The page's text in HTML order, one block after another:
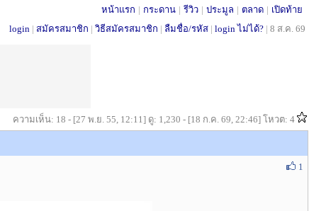
หน้าแรก | กระดาน | รีวิว | ประมูล | ตลาด | เปิดท้าย
login | สมัครสมาชิก | วิธีสมัครสมาชิก | ลืมชื่อ/รหัส | login ไม่ได้? | 8 ส.ค. 69
ความเห็น: 18 - [27 พ.ย. 55, 12:11] ดู: 1,230 - [18 ก.ค. 69, 22:46] โหวต: 4
1